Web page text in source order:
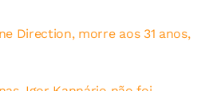
Direction, morre aos 31 anos,